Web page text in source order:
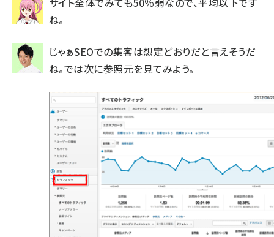
ね。
じゃぁSEOでの集客は想定どおりだと言えそうだ
ね。では次に参照元を見てみよう。